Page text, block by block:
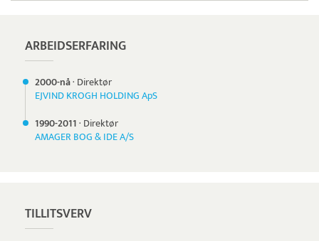
ARBEIDSERFARING
2000-nå· Direktør
EJVIND KROGH HOLDING ApS
1990-2011· Direktør
AMAGER BOG & IDE A/S
TILLITSVERV